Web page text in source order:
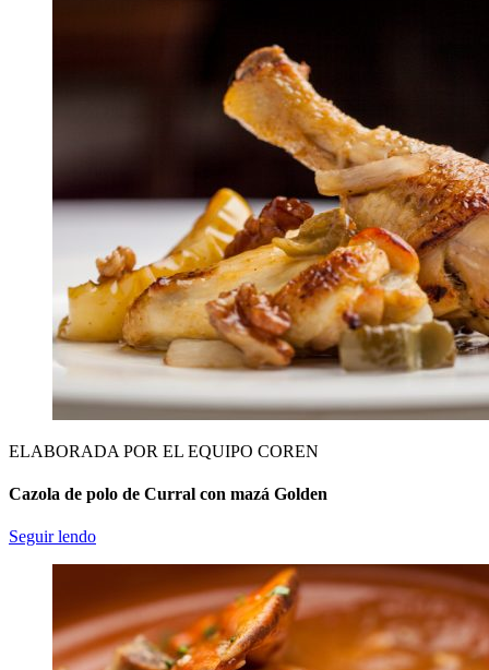
ELABORADA POR EL EQUIPO COREN
Cazola de polo de Curral con mazá Golden
Seguir lendo